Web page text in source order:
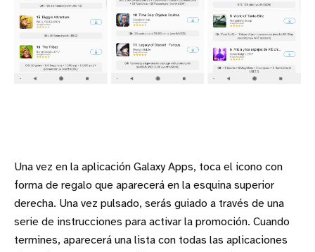
Una vez en la aplicación Galaxy Apps, toca el icono con
forma de regalo que aparecerá en la esquina superior
derecha. Una vez pulsado, serás guiado a través de una
serie de instrucciones para activar la promoción. Cuando
termines, aparecerá una lista con todas las aplicaciones